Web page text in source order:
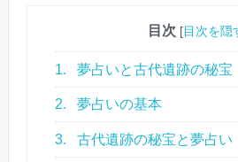
目次 [目次を隠
1. 夢占いと古代遺跡の秘宝
2. 夢占いの基本
3. 古代遺跡の秘宝と夢占い